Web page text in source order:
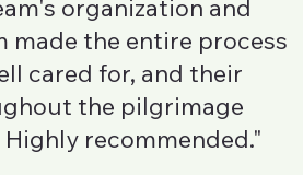
organization and
made the entire process
cared for, and their
the pilgrimage
recommended."